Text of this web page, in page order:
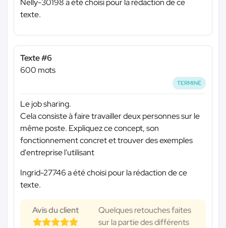
Nelly-30198 a été choisi pour la rédaction de ce
texte.
Texte #6
600 mots
TERMINÉ
Le job sharing.
Cela consiste à faire travailler deux personnes sur le
même poste. Expliquez ce concept, son
fonctionnement concret et trouver des exemples
d'entreprise l'utilisant
Ingrid-27746 a été choisi pour la rédaction de ce
texte.
Avis du client
Quelques retouches faites
sur la partie des différents